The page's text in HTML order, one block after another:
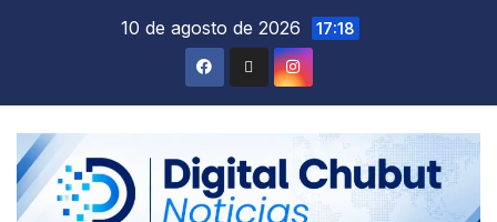
10 de agosto de 2026 17:18